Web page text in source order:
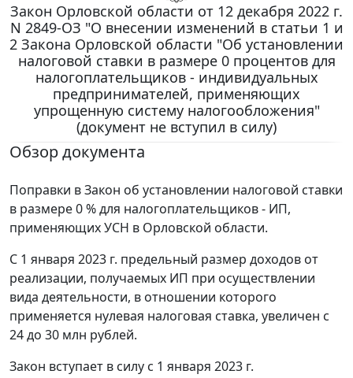
Закон Орловской области от 12 декабря 2022 г.
N 2849-ОЗ "О внесении изменений в статьи 1 и
2 Закона Орловской области "Об установлении
налоговой ставки в размере 0 процентов для
налогоплательщиков - индивидуальных
предпринимателей, применяющих
упрощенную систему налогообложения"
(документ не вступил в силу)
Обзор документа
Поправки в Закон об установлении налоговой ставки
в размере 0 % для налогоплательщиков - ИП,
применяющих УСН в Орловской области.
С 1 января 2023 г. предельный размер доходов от
реализации, получаемых ИП при осуществлении
вида деятельности, в отношении которого
применяется нулевая налоговая ставка, увеличен с
24 до 30 млн рублей.
Закон вступает в силу с 1 января 2023 г.